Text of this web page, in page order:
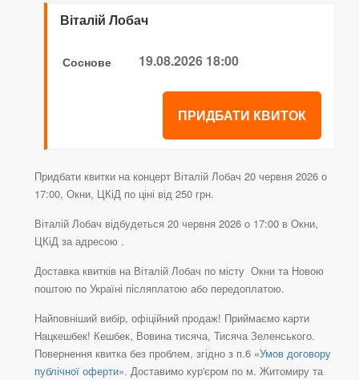
Віталій Лобач
Соснове 19.08.2026 18:00
ПРИДБАТИ КВИТОК
Придбати квитки на концерт Віталій Лобач 20 червня 2026 о
17:00, Окни, ЦКіД по ціні від 250 грн.
Віталій Лобач відбудеться 20 червня 2026 о 17:00 в Окни,
ЦКіД за адресою .
Доставка квитків на Віталій Лобач по місту Окни та Новою
поштою по Україні післяплатою або передоплатою.
Найповніший вибір, офіційний продаж! Приймаємо карти
Нацкешбек! Кешбек, Вовина тисяча, Тисяча Зеленського.
Повернення квитка без проблем, згідно з п.6 «Умов договору
публічної оферти». Доставимо кур'єром по м. Житомиру та